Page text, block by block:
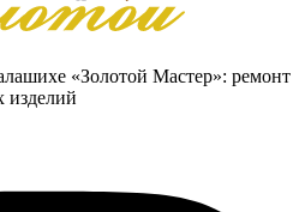
«Золотой Мастер»: ремонт
изделий